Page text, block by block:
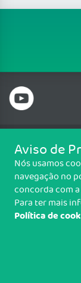
Telefone: 69
Email:
Avenida dos
850
Copyright
Aviso de
Nós usamos
navegação no
concorda com
Para ter mais
Política de